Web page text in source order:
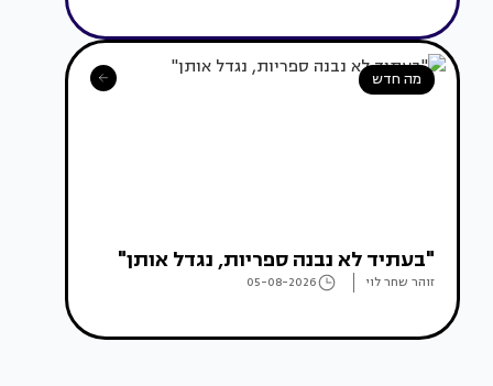
מה חדש
"בעתיד לא נבנה ספריות, נגדל אותן"
זוהר שחר לוי 05-08-2026